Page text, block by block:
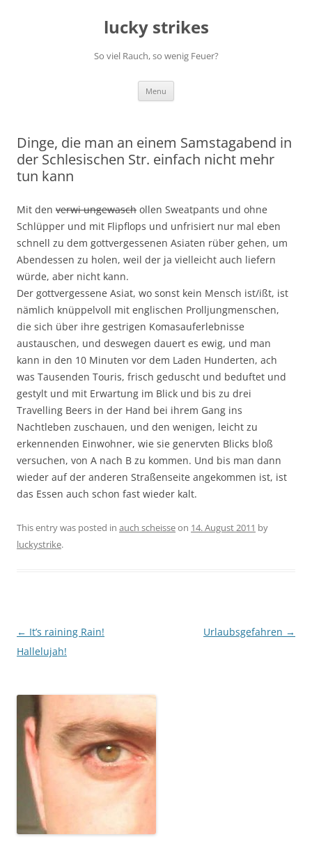
lucky strikes
So viel Rauch, so wenig Feuer?
Menu
Dinge, die man an einem Samstagabend in
der Schlesischen Str. einfach nicht mehr
tun kann
Mit den verwi ungewasch ollen Sweatpants und ohne
Schlüpper und mit Flipflops und unfrisiert nur mal eben
schnell zu dem gottvergessenen Asiaten rüber gehen, um
Abendessen zu holen, weil der ja vielleicht auch liefern
würde, aber nicht kann.
Der gottvergessene Asiat, wo sonst kein Mensch ist/ißt, ist
nämlich knüppelvoll mit englischen Prolljungmenschen,
die sich über ihre gestrigen Komasauferlebnisse
austauschen, und deswegen dauert es ewig, und man
kann in den 10 Minuten vor dem Laden Hunderten, ach
was Tausenden Touris, frisch geduscht und beduftet und
gestylt und mit Erwartung im Blick und bis zu drei
Travelling Beers in der Hand bei ihrem Gang ins
Nachtleben zuschauen, und den wenigen, leicht zu
erkennenden Einwohner, wie sie genervten Blicks bloß
versuchen, von A nach B zu kommen. Und bis man dann
wieder auf der anderen Straßenseite angekommen ist, ist
das Essen auch schon fast wieder kalt.
This entry was posted in auch scheisseon 14. August 2011 by
luckystrike.
Post
navigation
← It’s raining Rain!
Hallelujah!
Urlaubsgefahren →